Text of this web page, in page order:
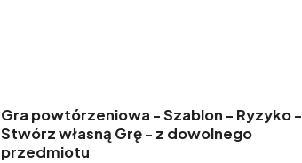
Gra powtórzeniowa - Szablon - Ryzyko -
Stwórz własną Grę - z dowolnego
przedmiotu